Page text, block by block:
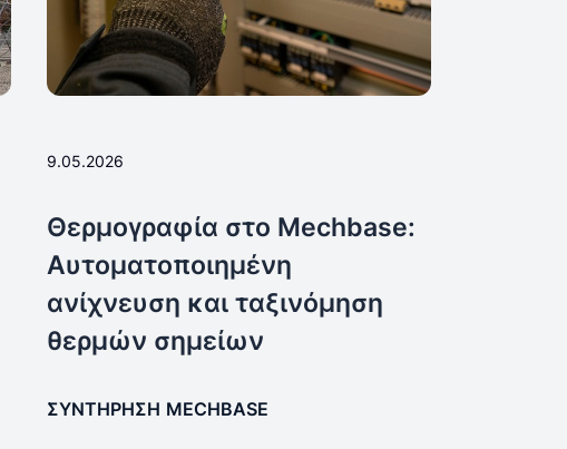
9.05.2026
Θερμογραφία στο Mechbase:
Αυτοματοποιημένη
ανίχνευση και ταξινόμηση
θερμών σημείων
ΣΥΝΤΉΡΗΣΗ MECHBASE